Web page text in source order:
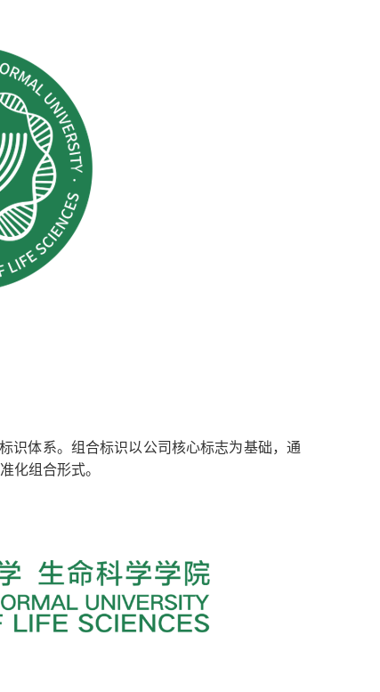
识体系。组合标识以公司核心标志为基础，通
化组合形式。